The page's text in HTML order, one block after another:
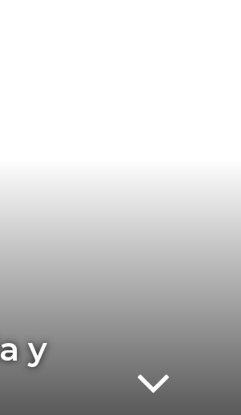
y